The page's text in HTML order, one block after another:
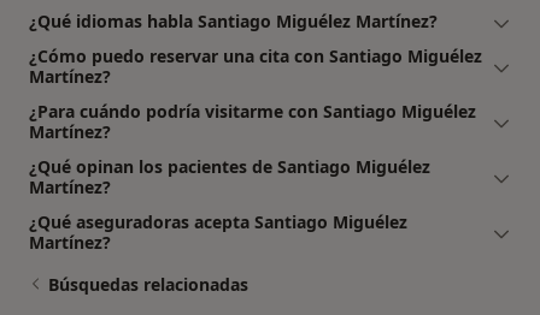
¿Qué idiomas habla Santiago Miguélez Martínez?
¿Cómo puedo reservar una cita con Santiago Miguélez
Martínez?
¿Para cuándo podría visitarme con Santiago Miguélez
Martínez?
¿Qué opinan los pacientes de Santiago Miguélez
Martínez?
¿Qué aseguradoras acepta Santiago Miguélez
Martínez?
Búsquedas relacionadas